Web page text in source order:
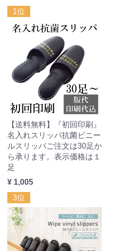
1位
【送料無料】『初回印刷』
名入れスリッパ抗菌ビニー
ルスリッパご注文は30足か
ら承ります。表示価格は１
足
¥ 1,005
3位